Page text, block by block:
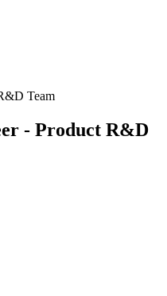
Team
- Product R&D